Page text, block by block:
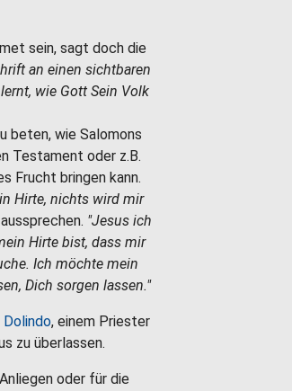
sein, sagt doch die
an einen sichtbaren
wie Gott Sein Volk
beten, wie Salomons
Testament oder z.B.
Frucht bringen kann.
Hirte, nichts wird mir
"Jesus ich
Hirte bist, dass mir
Ich möchte mein
Dich sorgen lassen."
, einem Priester
zu überlassen.
oder für die